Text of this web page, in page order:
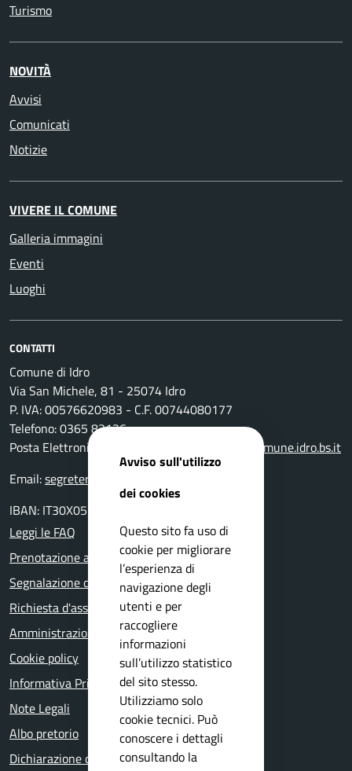
Turismo
NOVITÀ
Avvisi
Comunicati
Notizie
VIVERE IL COMUNE
Galleria immagini
Eventi
Luoghi
CONTATTI
Comune di Idro
Via San Michele, 81 - 25074 Idro
P. IVA: 00576620983 - C.F. 00744080177
Telefono: 0365 83136
Posta Elettronica Certificata:
protocollo@pec.comune.idro.bs.it
Email:segreteria@comune.idro.bs.it
IBAN: IT30X0511655390000000000500
Leggi le FAQ
Prenotazione appuntamento
Segnalazione disservizio
Richiesta d'assistenza
Amministrazione trasparente
Cookie policy
Informativa Privacy
Note Legali
Albo pretorio
Dichiarazione di accessibilità
Avviso sull'utilizzo
dei cookies
Questo sito fa uso di
cookie per migliorare
l’esperienza di
navigazione degli
utenti e per
raccogliere
informazioni
sull’utilizzo statistico
del sito stesso.
Utilizziamo solo
cookie tecnici. Può
conoscere i dettagli
consultando la